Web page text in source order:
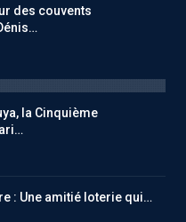
des couvents
la Cinquième
: Une amitié loterie qui…